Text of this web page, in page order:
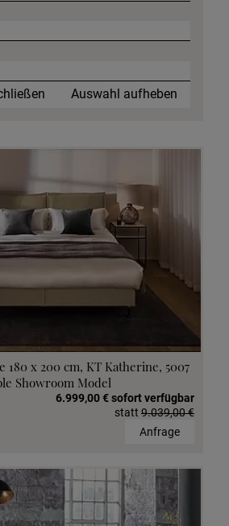
Auswahl aufheben
180 x 200 cm, KT Katherine, 5007
Showroom Model
6.999,00 € sofort verfügbar
statt 9.039,00 €
Anfrage